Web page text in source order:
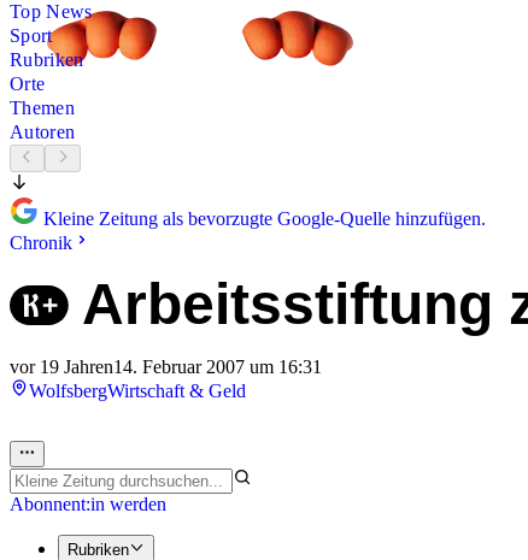
Top News
Sport
Rubriken
Orte
Themen
Autoren
Kleine Zeitung als bevorzugte Google-Quelle hinzufügen.
Chronik
Arbeitsstiftung
vor 19 Jahren14. Februar 2007 um 16:31
WolfsbergWirtschaft & Geld
Abonnent:in werden
Rubriken